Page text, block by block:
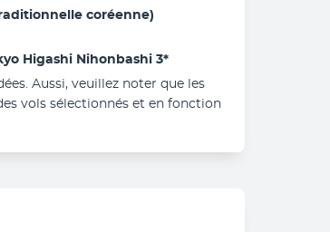
coréenne)
Higashi Nihonbashi 3*
Aussi, veuillez noter que les
vols sélectionnés et en fonction